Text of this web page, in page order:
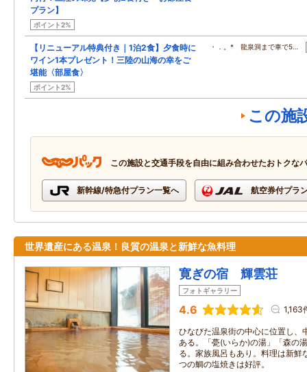
プラン】
ポイント2%
【リニューアル特典付き｜1泊2食】夕食時に
ワイン1本プレゼント！三陸の山海の幸をご
堪能〈部屋食〉
ポイント2%
・．。* 龍泉洞まで車で5…
この施
この施設と交通手段を自由に組み合わせたおトクな
新幹線/特急付プラン一覧へ 航空券付プラ
世界遺産にある温泉！良質の温泉と新鮮な魚料理
寛ぎの宿 輝雲荘
フォトギャラリー
4.6 1,163
ひなびた温泉街の中心に位置し、
ある。「甍(いらか)の湯」「森の
る。家族風呂もあり。料理は新鮮
つの鯛の塩焼きは好評。